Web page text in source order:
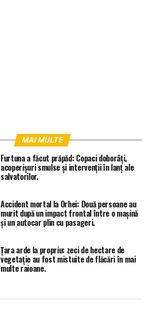
MAI MULTE
Furtuna a făcut prăpăd: Copaci doborâți,
acoperișuri smulse și intervenții în lanț ale
salvatorilor.
Accident mortal la Orhei: Două persoane au
murit după un impact frontal între o mașină
și un autocar plin cu pasageri.
Țara arde la propriu: zeci de hectare de
vegetație au fost mistuite de flăcări în mai
multe raioane.